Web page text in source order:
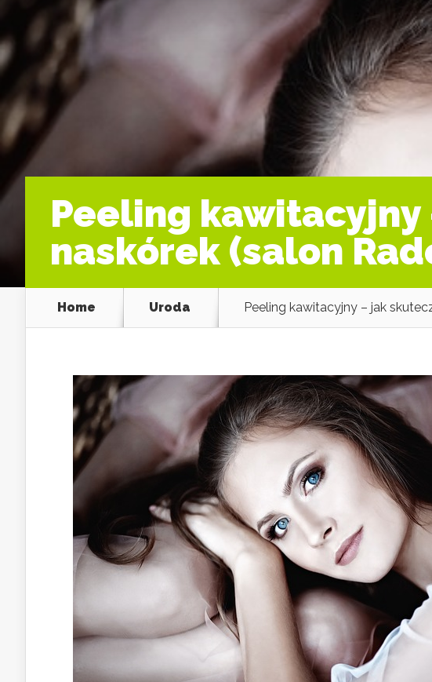
Peeling kawitacyjny
naskórek (salon
Home Uroda Peeling kawitacyjny – jak